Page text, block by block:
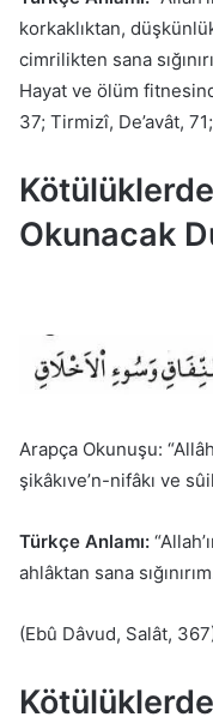
korkaklıktan,
cimrilikten sana
Hayat ve ölüm
37; Tirmizî, De’avât,
Okunacak
Arapça Okunuşu:
şikâkıve’n-nifâkı ve
Türkçe Anlamı:
ahlâktan sana
(Ebû Dâvud, Salât,